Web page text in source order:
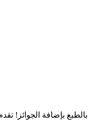
بإضافة الجوائز!